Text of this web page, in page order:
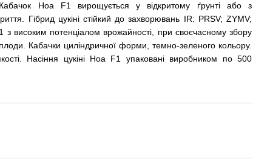
Кабачок Ноа F1 вирощується у відкритому ґрунті або з
Гібрид цукіні стійкий до захворювань IR: PRSV; ZYMV;
високим потенціалом врожайності, при своєчасному збору
Кабачки циліндричної форми, темно-зеленого кольору.
Насіння цукіні Ноа F1 упаковані виробником по 500